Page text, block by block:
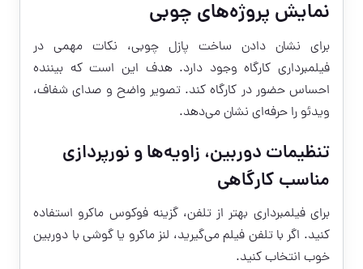
نمایش پروژه‌های چوبی
برای نشان دادن ساخت پازل چوبی، نکات مهمی در
فیلمبرداری کارگاه وجود دارد. هدف این است که بیننده
احساس حضور در کارگاه کند. تصویر واضح و صدای شفاف،
ویدئو را حرفه‌ای نشان می‌دهد.
تنظیمات دوربین، زاویه‌ها و نورپردازی
مناسب کارگاهی
برای فیلمبرداری بهتر از تلفن، گزینه فوکوس ماکرو استفاده
کنید. اگر با تلفن فیلم می‌گیرید، لنز ماکرو یا گوشی با دوربین
خوب انتخاب کنید.